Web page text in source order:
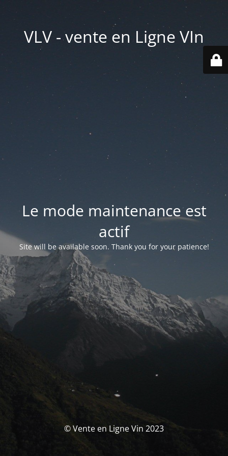
VLV - vente en Ligne VIn
Le mode maintenance est
actif
Site will be available soon. Thank you for your patience!
© Vente en Ligne Vin 2023